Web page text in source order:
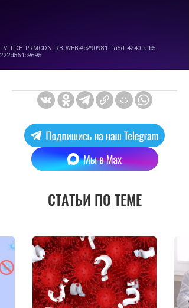
СТАТЬИ ПО ТЕМЕ